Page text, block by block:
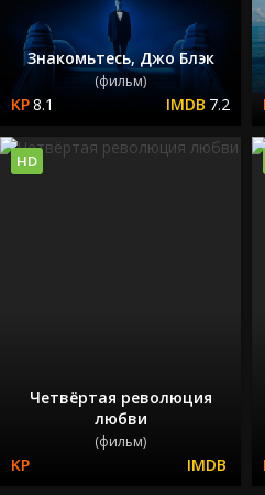
Знакомьтесь, Джо Блэк
(фильм)
8.1 7.2
Четвёртая революция
любви
(фильм)
HD